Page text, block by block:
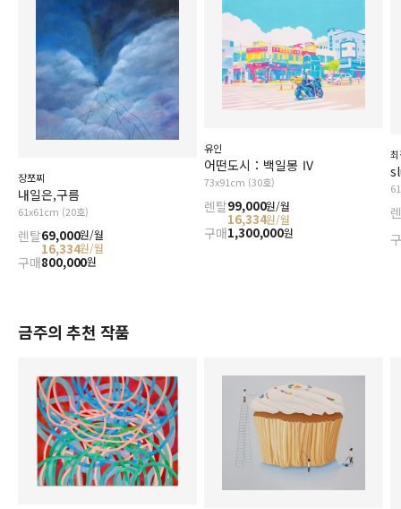
장쪼찌
내일은,구름
61x61cm (20호)
렌탈69,000원/월
16,334원/월
구매800,000원
유인
어떤도시：백일몽 Ⅳ
73x91cm (30호)
렌탈99,000원/월
16,334원/월
구매1,300,000원
금주의 추천 작품